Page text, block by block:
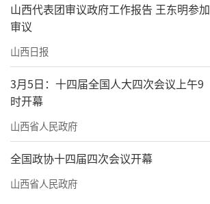
山西代表团审议政府工作报告 王东明参加
审议
山西日报
3月5日：十四届全国人大四次会议上午9
时开幕
山西省人民政府
全国政协十四届四次会议开幕
山西省人民政府